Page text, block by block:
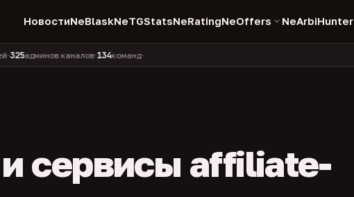
НовостиNeBlaskNeTGStatsNeRatingNeOffers NeArbiHunter
каналов•134команд• 11 990
сервисы affiliate-